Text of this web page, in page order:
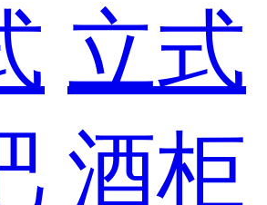
立式
酒柜